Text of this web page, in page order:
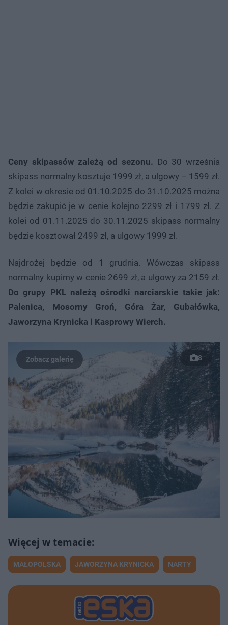
Ceny skipassów zależą od sezonu. Do 30 września
skipass normalny kosztuje 1999 zł, a ulgowy – 1599 zł.
Z kolei w okresie od 01.10.2025 do 31.10.2025 można
będzie zakupić je w cenie kolejno 2299 zł i 1799 zł. Z
kolei od 01.11.2025 do 30.11.2025 skipass normalny
będzie kosztował 2499 zł, a ulgowy 1999 zł.
Najdrożej będzie od 1 grudnia. Wówczas skipass
normalny kupimy w cenie 2699 zł, a ulgowy za 2159 zł.
Do grupy PKL należą ośrodki narciarskie takie jak:
Palenica, Mosorny Groń, Góra Żar, Gubałówka,
Jaworzyna Krynicka i Kasprowy Wierch.
8
MAŁOPOLSKA JAWORZYNA KRYNICKA NARTY